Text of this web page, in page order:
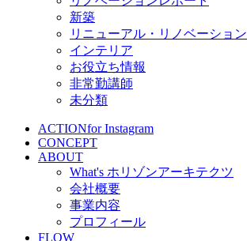
新築
リニューアル・リノベーション
インテリア
お役立ち情報
非常勤講師
未分類
ACTIONfor Instagram
CONCEPT
ABOUT
What's ホリゾンアーキテクツ
会社概要
事業内容
プロフィール
FLOW